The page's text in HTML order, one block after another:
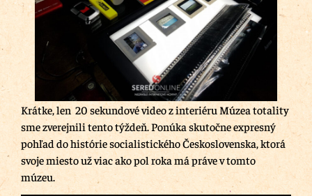
Krátke, len 20 sekundové video z interiéru Múzea totality
sme zverejnili tento týždeň. Ponúka skutočne expresný
pohľad do histórie socialistického Československa, ktorá
svoje miesto už viac ako pol roka má práve v tomto
múzeu.